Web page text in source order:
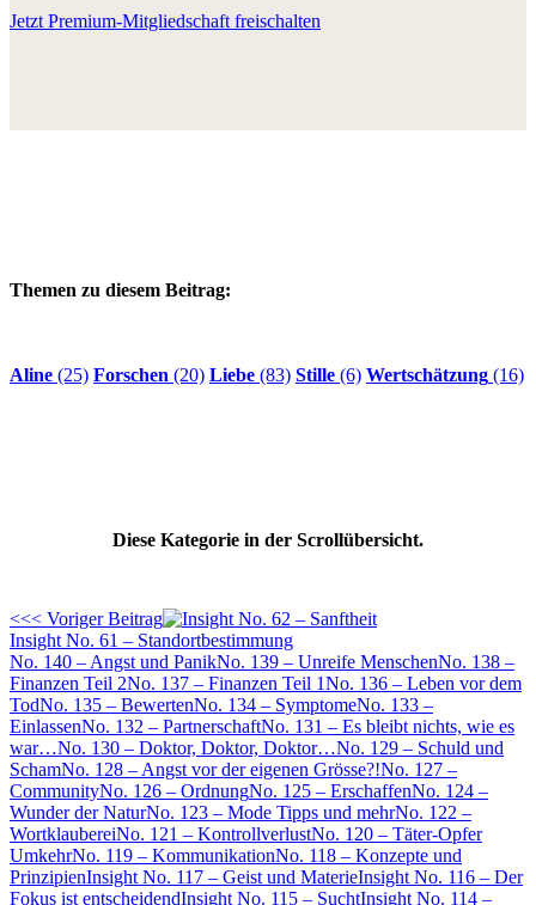
Jetzt Premium-Mitgliedschaft freischalten
Themen zu diesem Beitrag:
Aline (25) Forschen (20) Liebe (83) Stille (6) Wertschätzung (16)
Diese Kategorie in der Scrollübersicht.
<<< Voriger Beitrag
Insight No. 61 – Standortbestimmung
No. 140 – Angst und PanikNo. 139 – Unreife MenschenNo. 138 –
Finanzen Teil 2No. 137 – Finanzen Teil 1No. 136 – Leben vor dem
TodNo. 135 – BewertenNo. 134 – SymptomeNo. 133 –
EinlassenNo. 132 – PartnerschaftNo. 131 – Es bleibt nichts, wie es
war…No. 130 – Doktor, Doktor, Doktor…No. 129 – Schuld und
SchamNo. 128 – Angst vor der eigenen Grösse?!No. 127 –
CommunityNo. 126 – OrdnungNo. 125 – ErschaffenNo. 124 –
Wunder der NaturNo. 123 – Mode Tipps und mehrNo. 122 –
WortklaubereiNo. 121 – KontrollverlustNo. 120 – Täter-Opfer
UmkehrNo. 119 – KommunikationNo. 118 – Konzepte und
PrinzipienInsight No. 117 – Geist und MaterieInsight No. 116 – Der
Fokus ist entscheidendInsight No. 115 – SuchtInsight No. 114 –